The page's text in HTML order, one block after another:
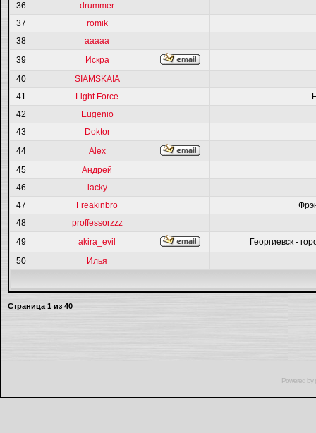
36
drummer
37
romik
38
ааааа
39
Искра
40
SIAMSKAIA
41
Light Force
42
Eugenio
43
Doktor
44
Alex
45
Андрей
46
lacky
47
Freakinbro
48
proffessorzzz
49
akira_evil
Георгиевск -
50
Илья
Страница 1 из 40
Powered by